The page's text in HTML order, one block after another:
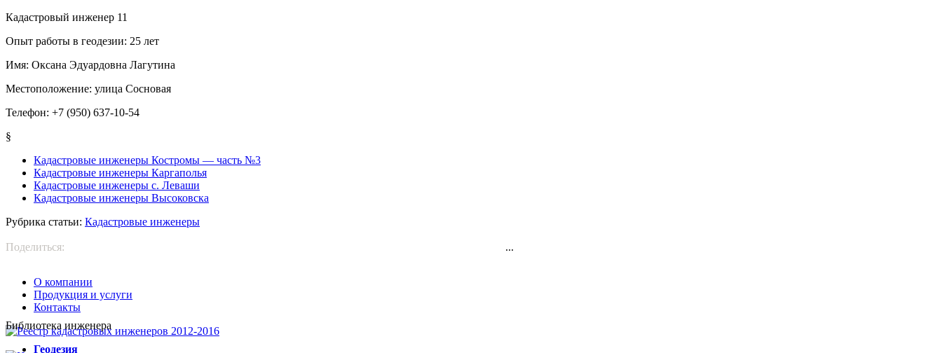
Кадастровый инженер 11
Опыт работы в геодезии: 25 лет
Имя: Оксана Эдуардовна Лагутина
Местоположение: улица Сосновая
Телефон: +7 (950) 637-10-54
§
Кадастровые инженеры Костромы — часть №3
Кадастровые инженеры Каргаполья
Кадастровые инженеры с. Леваши
Кадастровые инженеры Высоковска
Рубрика статьи: Кадастровые инженеры
Поделиться: ...
О компании
Продукция и услуги
Контакты
Библиотека инженера
Геодезия